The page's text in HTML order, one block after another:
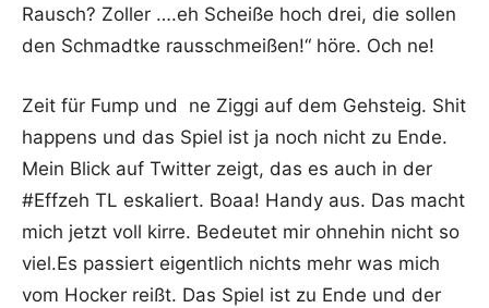
Rausch? Zoller ….eh Scheiße hoch drei, die sollen
den Schmadtke rausschmeißen!“ höre. Och ne!
Zeit für Fump und ne Ziggi auf dem Gehsteig. Shit
happens und das Spiel ist ja noch nicht zu Ende.
Mein Blick auf Twitter zeigt, das es auch in der
#Effzeh TL eskaliert. Boaa! Handy aus. Das macht
mich jetzt voll kirre. Bedeutet mir ohnehin nicht so
viel.Es passiert eigentlich nichts mehr was mich
vom Hocker reißt. Das Spiel ist zu Ende und der